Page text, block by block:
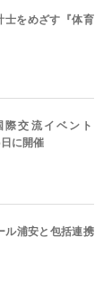
士をめざす『体育
際交流イベント
に開催
ル浦安と包括連携